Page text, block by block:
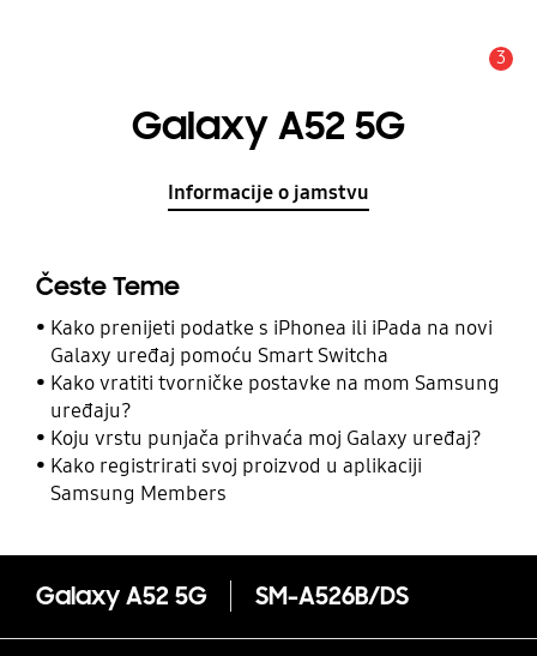
3
Galaxy A52 5G
Informacije o jamstvu
Česte Teme
Kako prenijeti podatke s iPhonea ili iPada na novi
Galaxy uređaj pomoću Smart Switcha
Kako vratiti tvorničke postavke na mom Samsung
uređaju?
Koju vrstu punjača prihvaća moj Galaxy uređaj?
Kako registrirati svoj proizvod u aplikaciji
Samsung Members
Galaxy A52 5G SM-A526B/DS